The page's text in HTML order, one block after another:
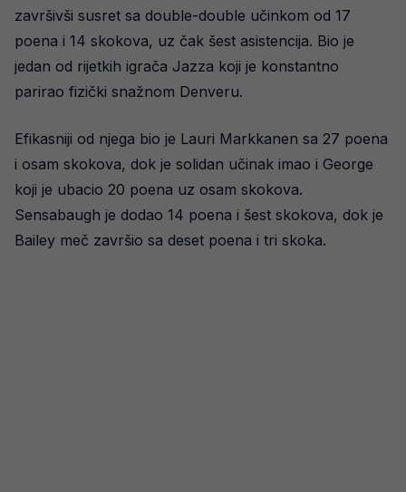
završivši susret sa double-double učinkom od 17
poena i 14 skokova, uz čak šest asistencija. Bio je
jedan od rijetkih igrača Jazza koji je konstantno
parirao fizički snažnom Denveru.
Efikasniji od njega bio je Lauri Markkanen sa 27 poena
i osam skokova, dok je solidan učinak imao i George
koji je ubacio 20 poena uz osam skokova.
Sensabaugh je dodao 14 poena i šest skokova, dok je
Bailey meč završio sa deset poena i tri skoka.